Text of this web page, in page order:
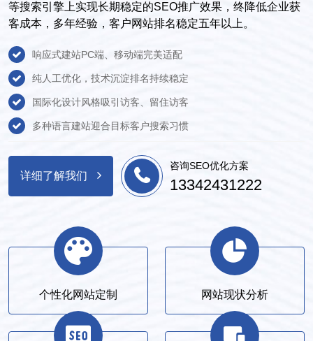
等搜索引擎上实现长期稳定的SEO推广效果，终降低企业获
客成本，多年经验，客户网站排名稳定五年以上。
响应式建站PC端、移动端完美适配
纯人工优化，技术沉淀排名持续稳定
国际化设计风格吸引访客、留住访客
多种语言建站迎合目标客户搜索习惯
详细了解我们
咨询SEO优化方案
13342431222
个性化网站定制 网站现状分析